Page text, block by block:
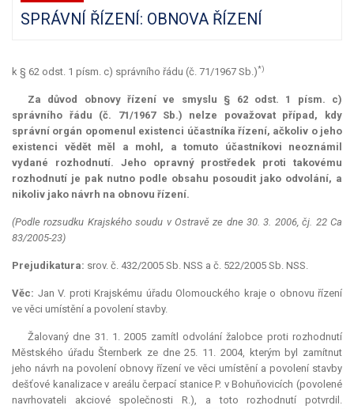
SPRÁVNÍ ŘÍZENÍ: OBNOVA ŘÍZENÍ
k § 62 odst. 1 písm. c) správního řádu (č. 71/1967 Sb.)*)
Za důvod obnovy řízení ve smyslu § 62 odst. 1 písm. c)
správního řádu (č. 71/1967 Sb.) nelze považovat případ, kdy
správní orgán opomenul existenci účastníka řízení, ačkoliv o jeho
existenci vědět měl a mohl, a tomuto účastníkovi neoznámil
vydané rozhodnutí. Jeho opravný prostředek proti takovému
rozhodnutí je pak nutno podle obsahu posoudit jako odvolání, a
nikoliv jako návrh na obnovu řízení.
(Podle rozsudku Krajského soudu v Ostravě ze dne 30. 3. 2006, čj. 22 Ca
83/2005-23)
Prejudikatura: srov. č. 432/2005 Sb. NSS a č. 522/2005 Sb. NSS.
Věc: Jan V. proti Krajskému úřadu Olomouckého kraje o obnovu řízení
ve věci umístění a povolení stavby.
Žalovaný dne 31. 1. 2005 zamítl odvolání žalobce proti rozhodnutí
Městského úřadu Šternberk ze dne 25. 11. 2004, kterým byl zamítnut
jeho návrh na povolení obnovy řízení ve věci umístění a povolení stavby
dešťové kanalizace v areálu čerpací stanice P. v Bohuňovicích (povolené
navrhovateli akciové společnosti R.), a toto rozhodnutí potvrdil.